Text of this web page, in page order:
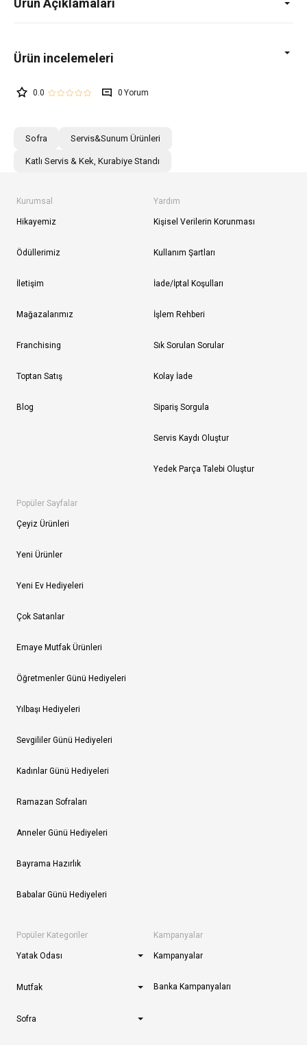
Ürün Açıklamaları
0.0 0
Sofra Servis&Sunum Ürünleri
Katlı Servis & Kek, Kurabiye Standı
Kurumsal
Hikayemiz
Ödüllerimiz
İletişim
Mağazalarımız
Franchising
Toptan Satış
Blog
Yardım
Kişisel Verilerin Korunması
Kullanım Şartları
İade/İptal Koşulları
İşlem Rehberi
Sık Sorulan Sorular
Kolay İade
Sipariş Sorgula
Servis Kaydı Oluştur
Yedek Parça Talebi Oluştur
Popüler Sayfalar
Çeyiz Ürünleri
Yeni Ürünler
Yeni Ev Hediyeleri
Çok Satanlar
Emaye Mutfak Ürünleri
Öğretmenler Günü Hediyeleri
Yılbaşı Hediyeleri
Sevgililer Günü Hediyeleri
Kadınlar Günü Hediyeleri
Ramazan Sofraları
Anneler Günü Hediyeleri
Bayrama Hazırlık
Babalar Günü Hediyeleri
Popüler Kategoriler
Yatak Odası
Mutfak
Sofra
Kampanyalar
Kampanyalar
Banka Kampanyaları